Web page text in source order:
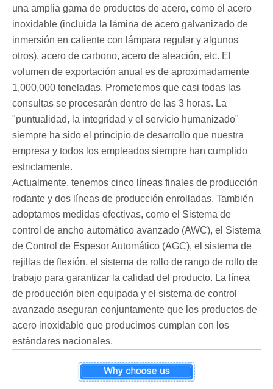
una amplia gama de productos de acero, como el acero
inoxidable (incluida la lámina de acero galvanizado de
inmersión en caliente con lámpara regular y algunos
otros), acero de carbono, acero de aleación, etc. El
volumen de exportación anual es de aproximadamente
1,000,000 toneladas. Prometemos que casi todas las
consultas se procesarán dentro de las 3 horas. La
"puntualidad, la integridad y el servicio humanizado"
siempre ha sido el principio de desarrollo que nuestra
empresa y todos los empleados siempre han cumplido
estrictamente.
Actualmente, tenemos cinco líneas finales de producción
rodante y dos líneas de producción enrolladas. También
adoptamos medidas efectivas, como el Sistema de
control de ancho automático avanzado (AWC), el Sistema
de Control de Espesor Automático (AGC), el sistema de
rejillas de flexión, el sistema de rollo de rango de rollo de
trabajo para garantizar la calidad del producto. La línea
de producción bien equipada y el sistema de control
avanzado aseguran conjuntamente que los productos de
acero inoxidable que producimos cumplan con los
estándares nacionales.